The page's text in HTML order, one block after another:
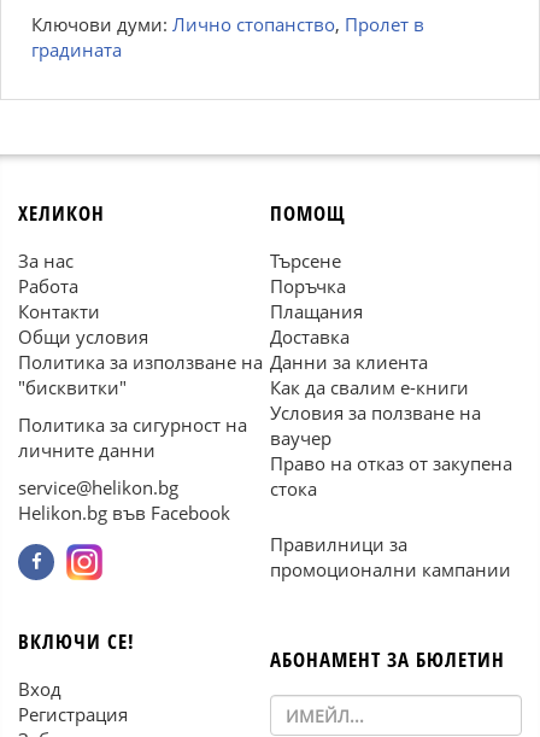
Ключови думи: Лично стопанство, Пролет в
градината
ХЕЛИКОН
За нас
Работа
Контакти
Общи условия
Политика за използване на
"бисквитки"
Политика за сигурност на
личните данни
service@helikon.bg
Helikon.bg във Facebook
ПОМОЩ
Търсене
Поръчка
Плащания
Доставка
Данни за клиента
Как да свалим е-книги
Условия за ползване на
ваучер
Право на отказ от закупена
стока
Правилници за
промоционални кампании
ВКЛЮЧИ СЕ!
Вход
Регистрация
АБОНАМЕНТ ЗА БЮЛЕТИН